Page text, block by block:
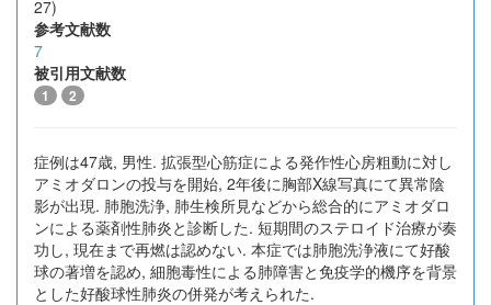
27)
参考文献数
7
被引用文献数
1 2
症例は47歳, 男性. 拡張型心筋症による発作性心房粗動に対し
アミオダロンの投与を開始, 2年後に胸部X線写真にて異常陰
影が出現. 肺胞洗浄, 肺生検所見などから総合的にアミオダロ
ンによる薬剤性肺炎と診断した. 短期間のステロイド治療が奏
功し, 現在まで再燃は認めない. 本症では肺胞洗浄液にて好酸
球の著増を認め, 細胞毒性による肺障害と免疫学的機序を背景
とした好酸球性肺炎の併発が考えられた.